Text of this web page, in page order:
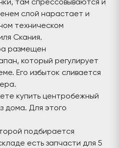
слой нарастает и
техническом
Скания.
размещен
который регулирует
Его избыток сливается
купить центробежный
дома. Для этого
подбирается
есть запчасти для 5